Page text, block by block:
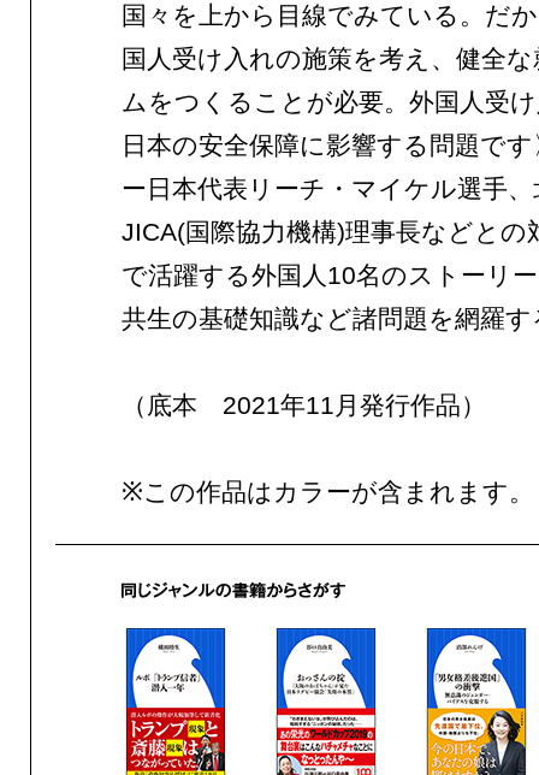
国々を上から目線でみている。だ
国人受け入れの施策を考え、健全
ムをつくることが必要。外国人受
日本の安全保障に影響する問題で
ー日本代表リーチ・マイケル選手
JICA(国際協力機構)理事長などとの
で活躍する外国人10名のストーリ
共生の基礎知識など諸問題を網羅す
（底本 2021年11月発行作品）
※この作品はカラーが含まれます。